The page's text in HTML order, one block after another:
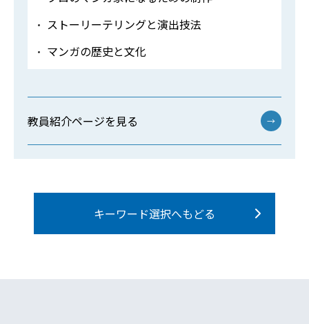
ストーリーテリングと演出技法
マンガの歴史と文化
教員紹介ページを見る →
キーワード選択へもどる